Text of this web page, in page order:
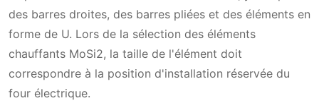
des barres droites, des barres pliées et des éléments en
forme de U. Lors de la sélection des éléments
chauffants MoSi2, la taille de l'élément doit
correspondre à la position d'installation réservée du
four électrique.